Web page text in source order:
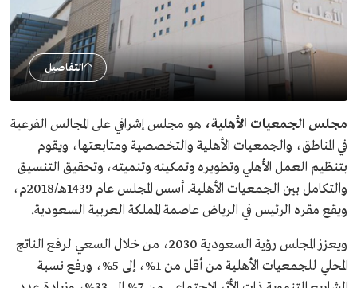
التفاصيل
مجلس الجمعيات الأهلية، هو مجلس إشرافي على المجالس الفرعية
في المناطق، والجمعيات الأهلية والتخصصية ومتابعتها، ويقوم
بتنظيم العمل الأهلي وتطويره وتمكينه وتنميته، وتحقيق التنسيق
والتكامل بين الجمعيات الأهلية. أسس المجلس عام 1439هـ/2018م،
ويقع مقره الرئيس في الرياض عاصمة المملكة العربية السعودية.
ويعزز المجلس رؤية السعودية 2030، من خلال السعي لرفع الناتج
المحلي للجمعيات الأهلية من أقل من 1%، إلى 5%، ورفع نسبة